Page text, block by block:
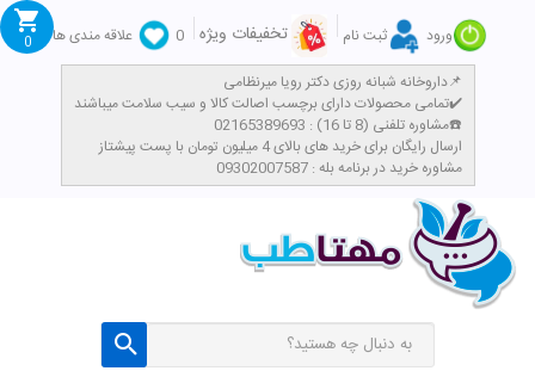
ورود ثبت نام تخفیفات ویژه 0
علاقه مندی ها
داروخانه شبانه روزی دکتر رویا میرنظامی📌
تمامی محصولات دارای برچسب اصالت کالا و سیب سلامت میباشند✔️
مشاوره تلفنی (8 تا 16) : 02165389693☎️
​ارسال رایگان برای خرید های بالای 4 میلیون تومان با پست پیشتاز
مشاوره خرید در برنامه بله : 09302007587
0